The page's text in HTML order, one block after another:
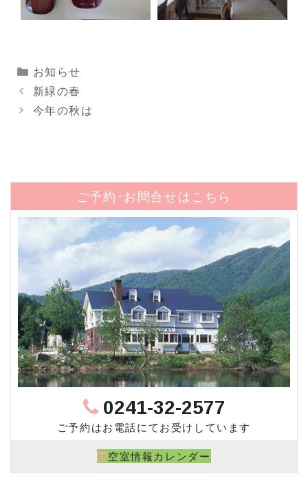
カ
テ
ゴ
リ
お知らせ
新緑の春
今年の秋は
ご予約･お問合せはこちら
0241-32-2577
ご予約はお電話にてお受けしています
空室情報カレンダー